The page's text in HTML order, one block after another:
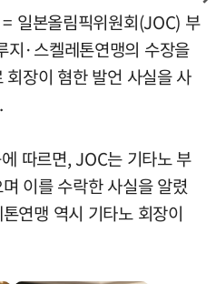
일본올림픽위원회(JOC) 부
지·스켈레톤연맹의 수장을
장이 혐한 발언 사실을 사
따르면, JOC는 기타노 부
이를 수락한 사실을 알렸
연맹 역시 기타노 회장이